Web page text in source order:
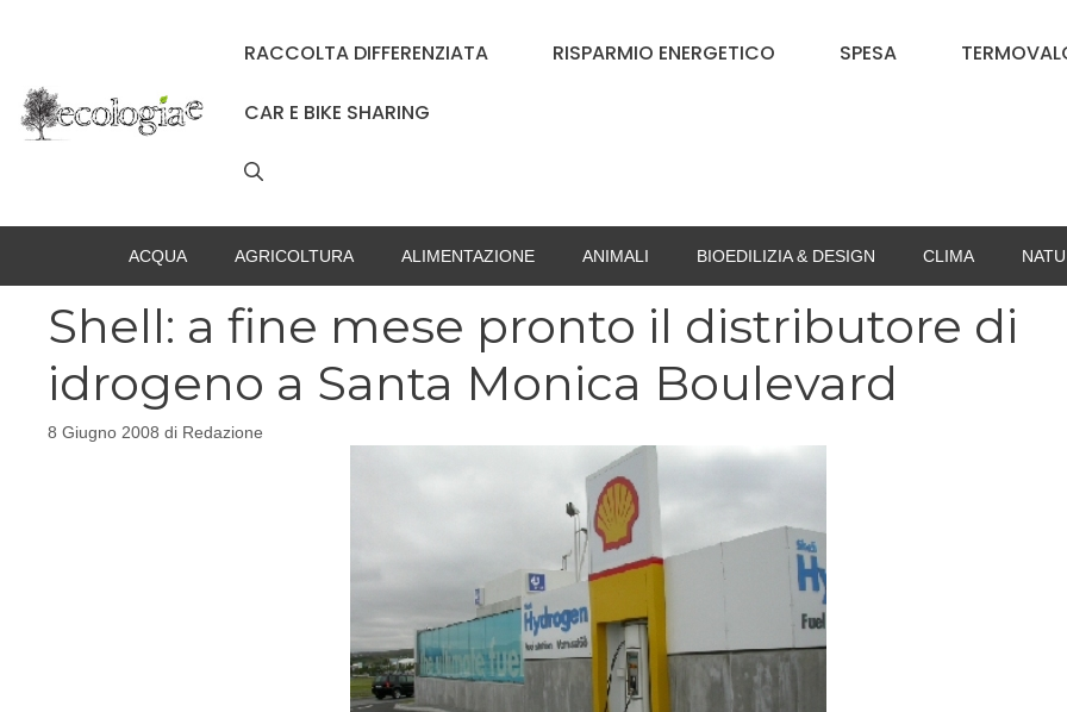
RACCOLTA DIFFERENZIATA RISPARMIO ENERGETICO SPESA
CAR E BIKE SHARING
ACQUA AGRICOLTURA ALIMENTAZIONE ANIMALI BIOEDILIZIA & DESIGN CLIMA
Shell: a fine mese pronto il distributore di
idrogeno a Santa Monica Boulevard
8 Giugno 2008 di Redazione